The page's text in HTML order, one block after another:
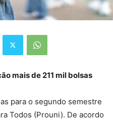
mais de 211 mil bolsas
para o segundo semestre
Todos (Prouni). De acordo